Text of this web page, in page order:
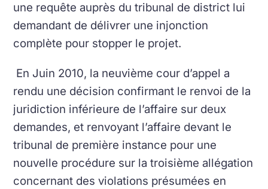
une requête auprès du tribunal de district lui
demandant de délivrer une injonction
complète pour stopper le projet.
En Juin 2010, la neuvième cour d’appel a
rendu une décision confirmant le renvoi de la
juridiction inférieure de l’affaire sur deux
demandes, et renvoyant l’affaire devant le
tribunal de première instance pour une
nouvelle procédure sur la troisième allégation
concernant des violations présumées en